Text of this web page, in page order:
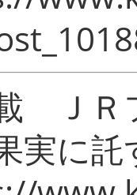
ＪＲ
実に託